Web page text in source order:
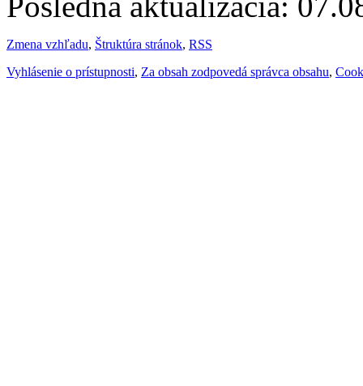
Zmena vzhľadu, Štruktúra stránok, RSS
Vyhlásenie o prístupnosti, Za obsah zodpovedá správca obsahu,